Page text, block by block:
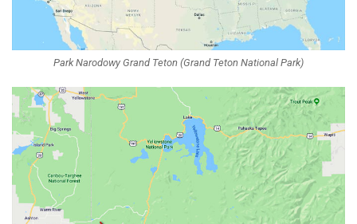
Park Narodowy Grand Teton (Grand Teton National Park)